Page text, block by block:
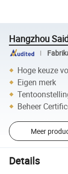
Hangzhou
Hoge keuze
Eigen merk
Beheer
Meer
Details